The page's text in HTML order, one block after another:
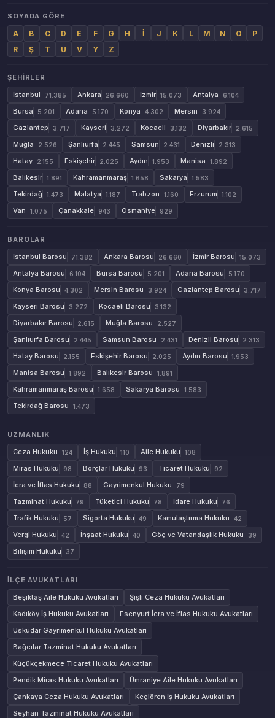
SOYADA GÖRE
A B C D E F G H İ J K L M N O
P
R
Ş T U V Y Z
ŞEHIRLER
İstanbul
71.385 Ankara 26.660 İzmir 15.073 Antalya 6.104
Bursa 5.201 Adana 5.170 Konya 4.302 Mersin 3.924
Gaziantep 3.717 Kayseri 3.272 Kocaeli 3.132 Diyarbakır 2.615
Muğla 2.526 Şanlıurfa 2.445 Samsun 2.431 Denizli 2.313
Hatay 2.155 Eskişehir 2.025 Aydın 1.953 Manisa 1.892
Balıkesir 1.891 Kahramanmaraş 1.658 Sakarya 1.583
Tekirdağ 1.473 Malatya 1.187 Trabzon 1.160 Erzurum 1.102
Van 1.075 Çanakkale 943 Osmaniye 929
BAROLAR
İstanbul Barosu
71.382 Ankara Barosu 26.660 İzmir Barosu 15.073
Antalya Barosu 6.104 Bursa Barosu 5.201 Adana Barosu 5.170
Konya Barosu 4.302 Mersin Barosu 3.924 Gaziantep Barosu 3.717
Kayseri Barosu 3.272 Kocaeli Barosu 3.132
Diyarbakır Barosu 2.615 Muğla Barosu 2.527
Şanlıurfa Barosu 2.445 Samsun Barosu 2.431 Denizli Barosu 2.313
Hatay Barosu 2.155 Eskişehir Barosu 2.025 Aydın Barosu 1.953
Manisa Barosu 1.892 Balıkesir Barosu 1.891
Kahramanmaraş Barosu 1.658 Sakarya Barosu 1.583
Tekirdağ Barosu 1.473
UZMANLIK
Ceza Hukuku
124 İş Hukuku 110 Aile Hukuku 108
Miras Hukuku 98 Borçlar Hukuku 93 Ticaret Hukuku 92
İcra ve İflas Hukuku 88 Gayrimenkul Hukuku 79
Tazminat Hukuku 79 Tüketici Hukuku 78 İdare Hukuku 76
Trafik Hukuku 57 Sigorta Hukuku 49 Kamulaştırma Hukuku 42
Vergi Hukuku 42 İnşaat Hukuku 40 Göç ve Vatandaşlık Hukuku 39
Bilişim Hukuku 37
İLÇE AVUKATLARI
Beşiktaş Aile Hukuku Avukatları
Şişli Ceza Hukuku Avukatları
Kadıköy İş Hukuku Avukatları
Esenyurt İcra ve İflas Hukuku Avukatları
Üsküdar Gayrimenkul Hukuku Avukatları
Bağcılar Tazminat Hukuku Avukatları
Küçükçekmece Ticaret Hukuku Avukatları
Pendik Miras Hukuku Avukatları
Ümraniye Aile Hukuku Avukatları
Çankaya Ceza Hukuku Avukatları
Keçiören İş Hukuku Avukatları
Seyhan Tazminat Hukuku Avukatları